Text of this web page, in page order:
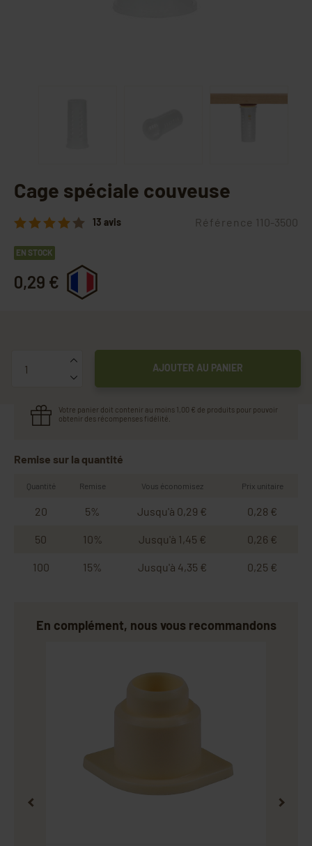
Cage spéciale couveuse
13 avis Référence 110-3500
EN STOCK
0,29 €
AJOUTER AU PANIER
Votre panier doit contenir au moins 1,00 € de produits pour pouvoir
obtenir des récompenses fidélité.
Remise sur la quantité
Quantité Remise Vous économisez Prix unitaire
20 5% Jusqu'à 0,29 € 0,28 €
50 10% Jusqu'à 1,45 € 0,26 €
100 15% Jusqu'à 4,35 € 0,25 €
En complément, nous vous recommandons